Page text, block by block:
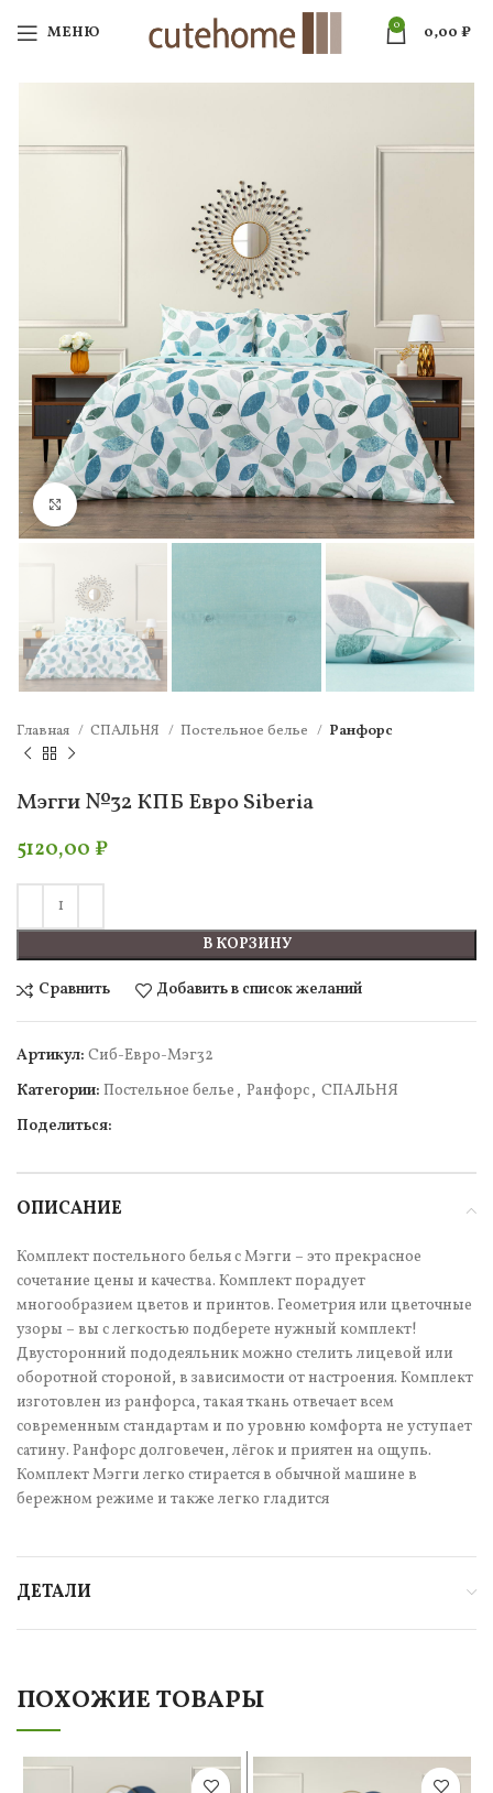
МЕНЮ 0 0,00 ₽
Нажмите, чтобы увеличить
Главная СПАЛЬНЯ Постельное белье Ранфорс
Мэгги №32 КПБ Евро Siberia
5120,00 ₽
В КОРЗИНУ
Сравнить Добавить в список желаний
Артикул: Cиб-Евро-Мэг32
Категории: Постельное белье , Ранфорс, СПАЛЬНЯ
Поделиться:
ОПИСАНИЕ
Комплект постельного белья с Мэгги – это прекрасное
сочетание цены и качества. Комплект порадует
многообразием цветов и принтов. Геометрия или цветочные
узоры – вы с легкостью подберете нужный комплект!
Двусторонний пододеяльник можно стелить лицевой или
оборотной стороной, в зависимости от настроения. Комплект
изготовлен из ранфорса, такая ткань отвечает всем
современным стандартам и по уровню комфорта не уступает
сатину. Ранфорс долговечен, лёгок и приятен на ощупь.
Комплект Мэгги легко стирается в обычной машине в
бережном режиме и также легко гладится
ДЕТАЛИ
ПОХОЖИЕ ТОВАРЫ